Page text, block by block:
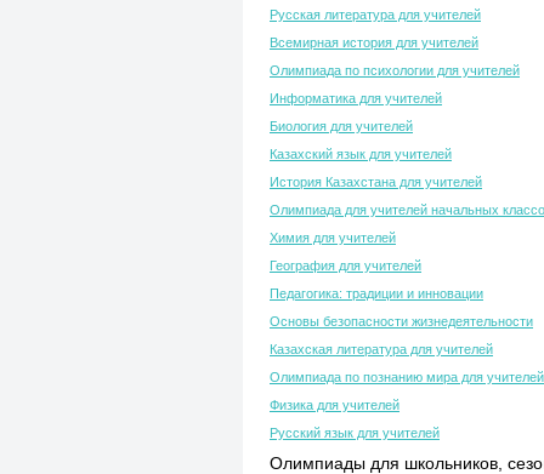
Русская литература для учителей
Всемирная история для учителей
Олимпиада по психологии для учителей
Информатика для учителей
Биология для учителей
Казахский язык для учителей
История Казахстана для учителей
Олимпиада для учителей начальных
Химия для учителей
География для учителей
Педагогика: традиции и инновации
Основы безопасности жизнедеятельности
Казахская литература для учителей
Олимпиада по познанию мира для учителей
Физика для учителей
Русский язык для учителей
Олимпиады для школьников,